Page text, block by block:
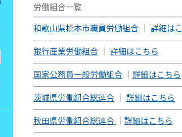
労働組合一覧
和歌山県橋本市職員労働組合 ｜ 詳細は
銀行産業労働組合 ｜ 詳細はこちら
国家公務員一般労働組合 ｜ 詳細はこちら
茨城県労働組合総連合 ｜ 詳細はこちら
秋田県労働組合総連合 ｜ 詳細はこちら